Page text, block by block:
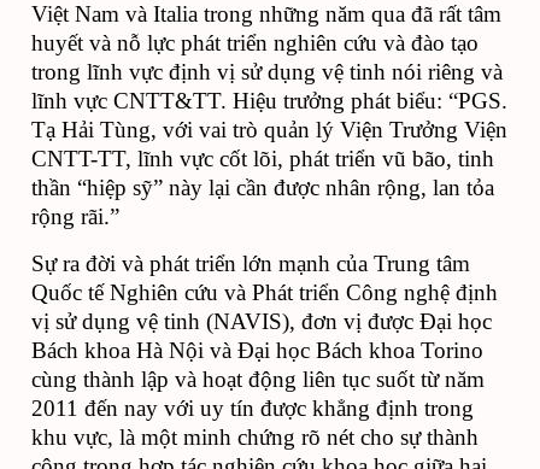
Việt Nam và Italia trong những năm qua đã rất tâm
huyết và nỗ lực phát triển nghiên cứu và đào tạo
trong lĩnh vực định vị sử dụng vệ tinh nói riêng và
lĩnh vực CNTT&TT. Hiệu trưởng phát biểu: “PGS.
Tạ Hải Tùng, với vai trò quản lý Viện Trưởng Viện
CNTT-TT, lĩnh vực cốt lõi, phát triển vũ bão, tinh
thần “hiệp sỹ” này lại cần được nhân rộng, lan tỏa
rộng rãi.”
Sự ra đời và phát triển lớn mạnh của Trung tâm
Quốc tế Nghiên cứu và Phát triển Công nghệ định
vị sử dụng vệ tinh (NAVIS), đơn vị được Đại học
Bách khoa Hà Nội và Đại học Bách khoa Torino
cùng thành lập và hoạt động liên tục suốt từ năm
2011 đến nay với uy tín được khẳng định trong
khu vực, là một minh chứng rõ nét cho sự thành